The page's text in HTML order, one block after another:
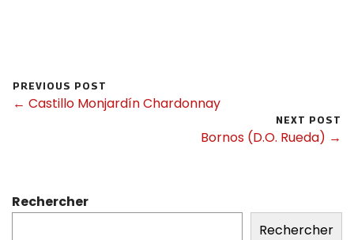
PREVIOUS POST
← Castillo Monjardín Chardonnay
NEXT POST
Bornos (D.O. Rueda) →
Rechercher
Rechercher